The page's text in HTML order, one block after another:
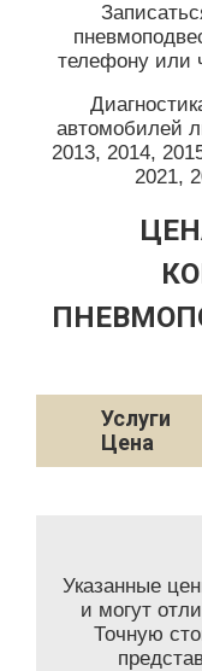
телефону или
автомобилей
2013, 2014,
2021,
Услуги
Цена
Указанные
и могут
Точную